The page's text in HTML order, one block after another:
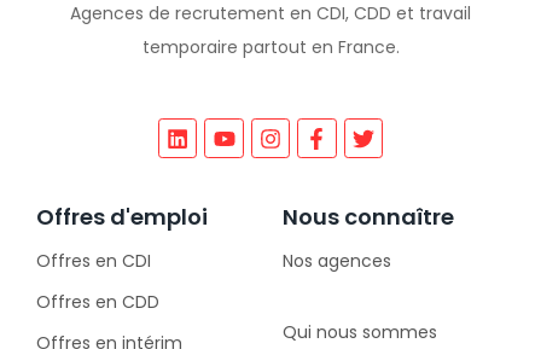
Agences de recrutement en CDI, CDD et travail
temporaire partout en France.
Offres d'emploi
Offres en CDI
Offres en CDD
Offres en intérim
Nous connaître
Nos agences
Qui nous sommes